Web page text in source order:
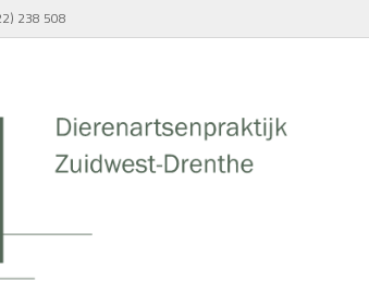
238 508